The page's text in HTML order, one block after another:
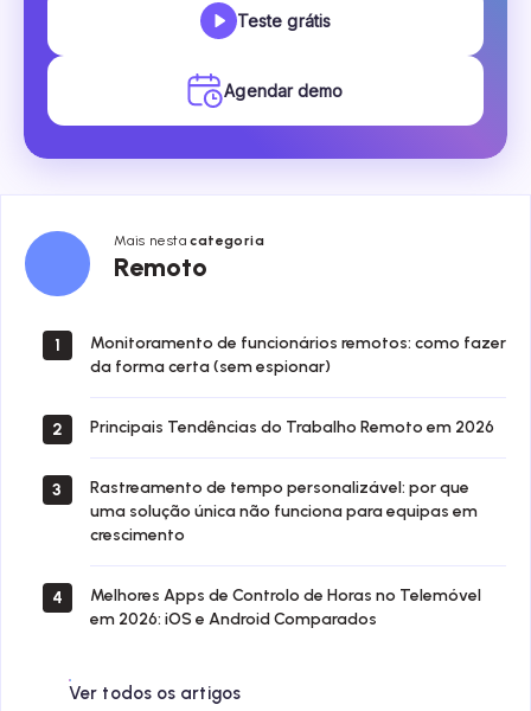
Teste grátis
Agendar demo
Mais nestacategoria
Remoto
Remoto
1
Monitoramento de funcionários remotos: como fazer
da forma certa (sem espionar)
2 Principais Tendências do Trabalho Remoto em 2026
3
Rastreamento de tempo personalizável: por que
uma solução única não funciona para equipas em
crescimento
4
Melhores Apps de Controlo de Horas no Telemóvel
em 2026: iOS e Android Comparados
Ver todos os artigos